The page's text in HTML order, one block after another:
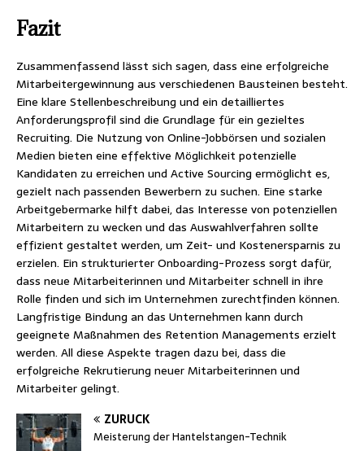
Fazit
Zusammenfassend lässt sich sagen, dass eine erfolgreiche
Mitarbeitergewinnung aus verschiedenen Bausteinen besteht.
Eine klare Stellenbeschreibung und ein detailliertes
Anforderungsprofil sind die Grundlage für ein gezieltes
Recruiting. Die Nutzung von Online-Jobbörsen und sozialen
Medien bieten eine effektive Möglichkeit potenzielle
Kandidaten zu erreichen und Active Sourcing ermöglicht es,
gezielt nach passenden Bewerbern zu suchen. Eine starke
Arbeitgebermarke hilft dabei, das Interesse von potenziellen
Mitarbeitern zu wecken und das Auswahlverfahren sollte
effizient gestaltet werden, um Zeit- und Kostenersparnis zu
erzielen. Ein strukturierter Onboarding-Prozess sorgt dafür,
dass neue Mitarbeiterinnen und Mitarbeiter schnell in ihre
Rolle finden und sich im Unternehmen zurechtfinden können.
Langfristige Bindung an das Unternehmen kann durch
geeignete Maßnahmen des Retention Managements erzielt
werden. All diese Aspekte tragen dazu bei, dass die
erfolgreiche Rekrutierung neuer Mitarbeiterinnen und
Mitarbeiter gelingt.
ZURÜCK
Meisterung der Hantelstangen-Technik